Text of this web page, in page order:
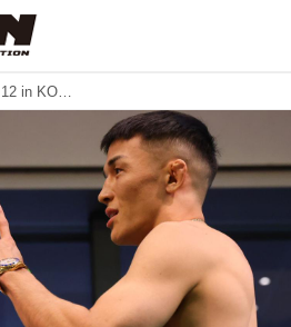
RIZIN LANDMARK 12 in KOBE 計量結果／フェイスオフ、身長差、リーチ差も掲載中